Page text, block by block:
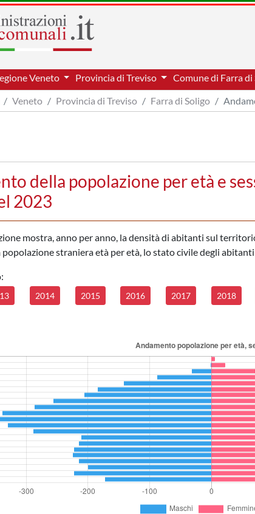
Veneto Provincia di Treviso
Comune di Farra di
Veneto Provincia di Treviso Farra di Soligo
della popolazione per età e
2023
mostra, anno per anno, la densità di abitanti sul
popolazione straniera età per età, lo stato civile degli
2014 2015 2016 2017 2018